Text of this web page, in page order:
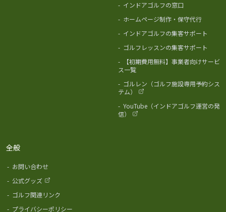
- インドアゴルフの窓口
- ホームページ制作・保守代行
- インドアゴルフの集客サポート
- ゴルフレッスンの集客サポート
-
【初期費用無料】事業者向けサービ
ス一覧
- ゴルレン（ゴルフ施設専用予約シス
テム）
- YouTube（インドアゴルフ運営の発
信）
全般
- お問い合わせ
- 公式グッズ
- ゴルフ関連リンク
- プライバシーポリシー